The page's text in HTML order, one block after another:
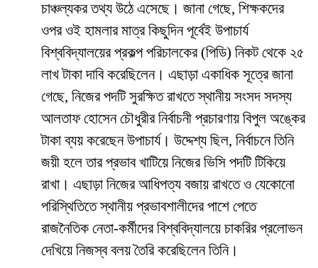
চাঞ্চল্যকর তথ্য উঠে এসেছে। জানা গেছে, শিক্ষকদের
ওপর ওই হামলার মাত্র কিছুদিন পূর্বেই উপাচার্য
বিশ্ববিদ্যালয়ের প্রকল্প পরিচালকের (পিডি) নিকট থেকে ২৫
লাখ টাকা দাবি করেছিলেন। এছাড়া একাধিক সূত্রে জানা
গেছে, নিজের পদটি সুরক্ষিত রাখতে স্থানীয় সংসদ সদস্য
আলতাফ হোসেন চৌধুরীর নির্বাচনী প্রচারণায় বিপুল অঙ্কের
টাকা ব্যয় করেছেন উপাচার্য। উদ্দেশ্য ছিল, নির্বাচনে তিনি
জয়ী হলে তার প্রভাব খাটিয়ে নিজের ভিসি পদটি টিকিয়ে
রাখা। এছাড়া নিজের আধিপত্য বজায় রাখতে ও যেকোনো
পরিস্থিতিতে স্থানীয় প্রভাবশালীদের পাশে পেতে
রাজনৈতিক নেতা-কর্মীদের বিশ্ববিদ্যালয়ে চাকরির প্রলোভন
দেখিয়ে নিজস্ব বলয় তৈরি করেছিলেন তিনি।